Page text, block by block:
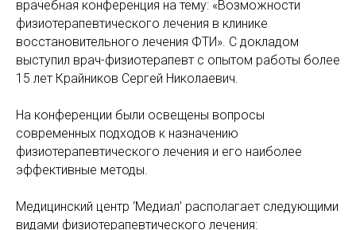
врачебная конференция на тему: «Возможности
физиотерапевтического лечения в клинике
восстановительного лечения ФТИ». С докладом
выступил врач-физиотерапевт с опытом работы более
15 лет Крайников Сергей Николаевич.
На конференции были освещены вопросы
современных подходов к назначению
физиотерапевтического лечения и его наиболее
эффективные методы.
Медицинский центр ‘Медиал’ располагает следующими
видами физиотерапевтического лечения: